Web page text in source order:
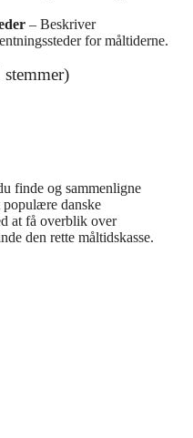
– Beskriver
for måltiderne​​.
finde og sammenligne
populære danske
at få overblik over
den rette måltidskasse.